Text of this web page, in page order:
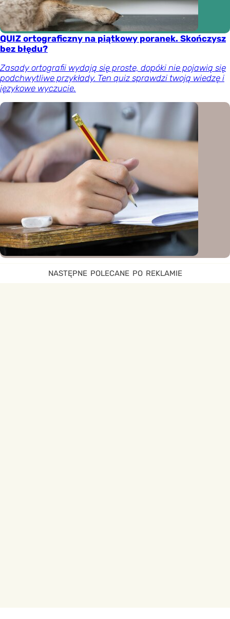
QUIZ ortograficzny na piątkowy poranek. Skończysz
bez błędu?
Zasady ortografii wydają się proste, dopóki nie pojawią się
podchwytliwe przykłady. Ten quiz sprawdzi twoją wiedzę i
językowe wyczucie.